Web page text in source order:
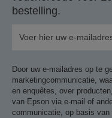
bestelling.
Door uw e-mailadres op te
marketingcommunicatie,
en enquêtes, over
van Epson via e-mail of
communicatie, op basis van